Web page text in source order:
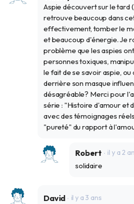
Aspie découvert sur le tard
retrouve beaucoup dans
effectivement, tomber le
et beaucoup d'énergie. Je
problème que les aspies
personnes toxiques,
le fait de se savoir aspie,
derrière son masque
désagréable? Merci pour
série : "Histoire d'amour et
avec des témoignages
"pureté" du rapport à
Robert il y a 2
solidaire
David il y a 3 ans